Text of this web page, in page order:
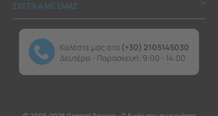
ΣΧΕΤΙΚΑ ΜΕ ΕΜΑΣ
Καλέστε μας στο (+30) 2105145030
Δευτέρα - Παρασκευή: 9:00 - 14:00